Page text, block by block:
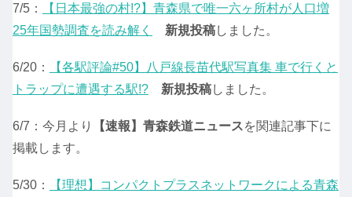
7/5：
【日本最強の村!?】青森県で唯一六ヶ所村が人口増
25年国勢調査を読み解く
新規投稿しました。
6/20：
【各駅評論#50】八戸線長苗代駅写真集 車で行くと
トラップに遭遇する駅!?
新規投稿しました。
6/7：今月より 【速報】青森鉄道ニュースを関連記事下に
掲載します。
5/30：
【理想】コンパクトプラスネットワークによる青森